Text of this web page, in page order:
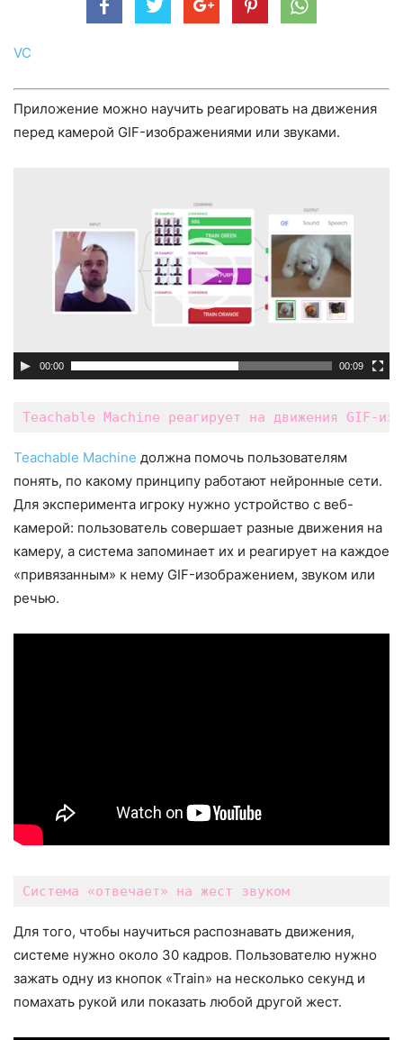
VC
Приложение можно научить реагировать на движения
перед камерой GIF-изображениями или звуками.
00:00 00:09
Teachable Machine реагирует на движения GIF-
Teachable Machine должна помочь пользователям
понять, по какому принципу работают нейронные сети.
Для эксперимента игроку нужно устройство с веб-
камерой: пользователь совершает разные движения на
камеру, а система запоминает их и реагирует на каждое
«привязанным» к нему GIF-изображением, звуком или
речью.
Система «отвечает» на жест звуком
Для того, чтобы научиться распознавать движения,
системе нужно около 30 кадров. Пользователю нужно
зажать одну из кнопок «Train» на несколько секунд и
помахать рукой или показать любой другой жест.